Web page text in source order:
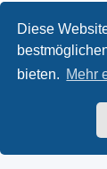
Diese
bieten. Mehr